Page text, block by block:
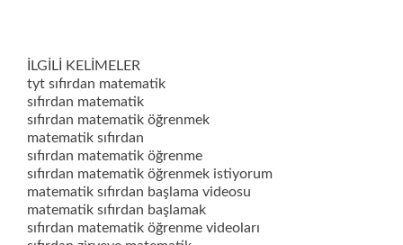
İLGİLİ KELİMELER
tyt sıfırdan matematik
sıfırdan matematik
sıfırdan matematik öğrenmek
matematik sıfırdan
sıfırdan matematik öğrenme
sıfırdan matematik öğrenmek istiyorum
matematik sıfırdan başlama videosu
matematik sıfırdan başlamak
sıfırdan matematik öğrenme videoları